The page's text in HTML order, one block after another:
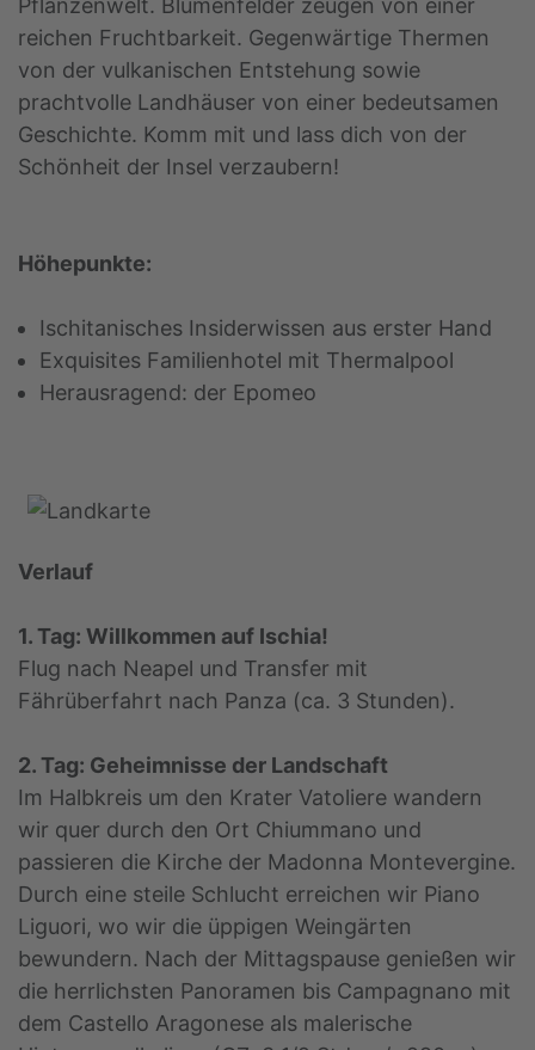
Pflanzenwelt. Blumenfelder zeugen von einer
reichen Fruchtbarkeit. Gegenwärtige Thermen
von der vulkanischen Entstehung sowie
prachtvolle Landhäuser von einer bedeutsamen
Geschichte. Komm mit und lass dich von der
Schönheit der Insel verzaubern!
Höhepunkte:
Ischitanisches Insiderwissen aus erster Hand
Exquisites Familienhotel mit Thermalpool
Herausragend: der Epomeo
Verlauf
1. Tag: Willkommen auf Ischia!
Flug nach Neapel und Transfer mit
Fährüberfahrt nach Panza (ca. 3 Stunden).
2. Tag: Geheimnisse der Landschaft
Im Halbkreis um den Krater Vatoliere wandern
wir quer durch den Ort Chiummano und
passieren die Kirche der Madonna Montevergine.
Durch eine steile Schlucht erreichen wir Piano
Liguori, wo wir die üppigen Weingärten
bewundern. Nach der Mittagspause genießen wir
die herrlichsten Panoramen bis Campagnano mit
dem Castello Aragonese als malerische